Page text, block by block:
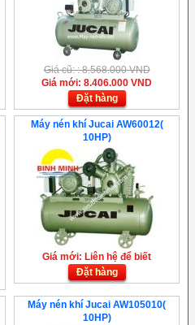
Giá cũ: : 8.568.000 VND
Giá mới: 8.406.000 VND
Đặt hàng
Máy nén khí Jucai AW60012(
10HP)
Giá mới: Liên hệ để biết
Đặt hàng
Máy nén khí Jucai AW105010(
10HP)